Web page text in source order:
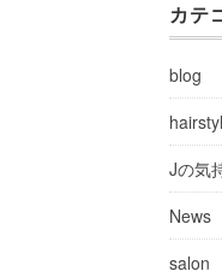
カテ
blog
Jの気
News
salon